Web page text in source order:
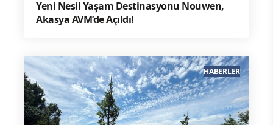
Yeni Nesil Yaşam Destinasyonu Nouwen,
Akasya AVM’de Açıldı!
HABERLER